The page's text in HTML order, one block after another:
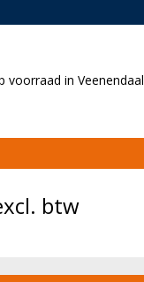
voorraad in Veenendaal
btw